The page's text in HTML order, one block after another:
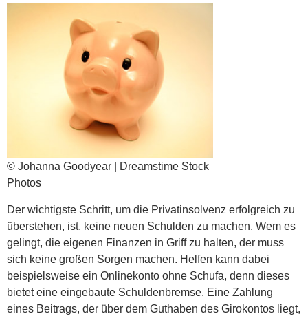
© Johanna Goodyear | Dreamstime Stock
Photos
Der wichtigste Schritt, um die Privatinsolvenz erfolgreich zu
überstehen, ist, keine neuen Schulden zu machen. Wem es
gelingt, die eigenen Finanzen in Griff zu halten, der muss
sich keine großen Sorgen machen. Helfen kann dabei
beispielsweise ein Onlinekonto ohne Schufa, denn dieses
bietet eine eingebaute Schuldenbremse. Eine Zahlung
eines Beitrags, der über dem Guthaben des Girokontos liegt,